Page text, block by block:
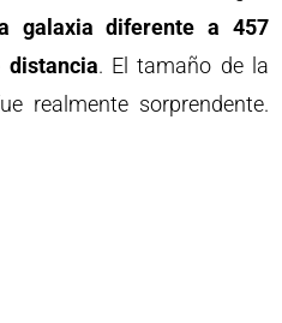
galaxia diferente a 457
distancia. El tamaño de la
realmente sorprendente.